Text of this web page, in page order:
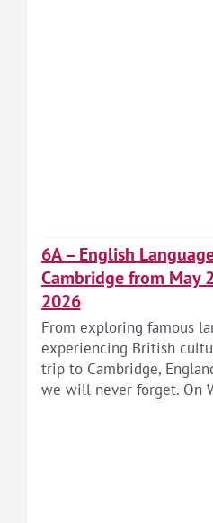
6A – English
Cambridge from May
2026
From exploring famous
experiencing British
trip to Cambridge,
we will never forget. On